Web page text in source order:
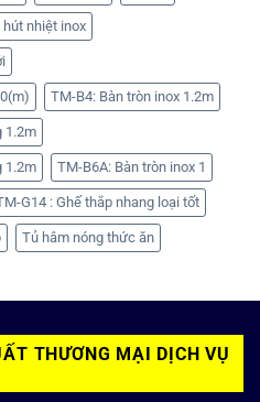
hút nhiệt inox
TM-B4: Bàn tròn inox 1.2m
1.2m
1.2m TM-B6A: Bàn tròn inox 1
G14 : Ghế thắp nhang loại tốt
Tủ hâm nóng thức ăn
THƯƠNG MẠI DỊCH VỤ